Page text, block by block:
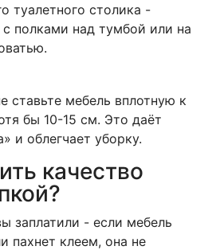
туалетного столика -
с полками над тумбой или на
ставьте мебель вплотную к
бы 10-15 см. Это даёт
и облегчает уборку.
качество
заплатили - если мебель
пахнет клеем, она не